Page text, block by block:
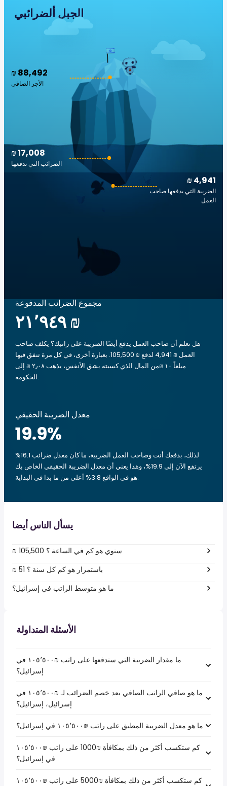
الجبل ألضرائبي
₪ 88,492
الأجر الصافي
₪ 4,941
الضريبة التي يدفعها صاحب
العمل
₪ 17,008
الضرائب التي تدفعها
مجموع الضرائب المدفوعة
‏٢١٬٩٤٩ ₪
هل تعلم أن صاحب العمل يدفع أيضًا الضريبة على راتبك؟ يكلف صاحب
العمل ₪ 4,941 لدفع ₪ 105,500. بعبارة أخرى، في كل مرة تنفق فيها
مبلغاً ‏١٠ ₪من المال الذي كسبته بشق الأنفس، يذهب ‏٢٫٠٨ ₪ إلى
الحكومة.
معدل الضريبة الحقيقي
19.9%
لذلك، بدفعك أنت وصاحب العمل الضريبة، ما كان معدل ضرائب 16.1%
يرتفع الآن إلى 19.9%، وهذا يعني أن معدل الضريبة الحقيقي الخاص بك
هو في الواقع 3.8% أعلى من ما بدا في البداية.
يسأل الناس أيضا
₪ 105,500 سنوي هو كم في الساعة ؟
₪ 51 باستمرار هو كم كل سنة ؟
ما هو متوسط الراتب في إسرائيل؟
الأسئلة المتداولة
ما مقدار الضريبة التي ستدفعها على راتب ₪‏١٠٥٬٥٠٠ في
إسرائيل؟
ما هو صافي الراتب الصافي بعد خصم الضرائب لـ ₪‏١٠٥٬٥٠٠ في
إسرائيل، إسرائيل؟
ما هو معدل الضريبة المطبق على راتب ₪‏١٠٥٬٥٠٠ في إسرائيل؟
كم ستكسب أكثر من ذلك بمكافأة ₪1000 على راتب ₪‏١٠٥٬٥٠٠
في إسرائيل؟
كم ستكسب أكثر من ذلك بمكافأة ₪5000 على راتب ₪‏١٠٥٬٥٠٠